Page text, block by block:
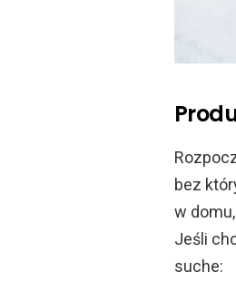
bez
w
Jeśli
suche: